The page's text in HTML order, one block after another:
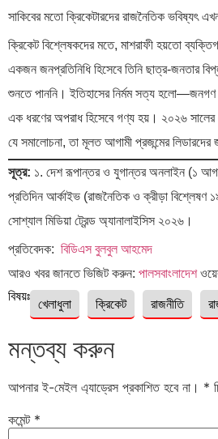
সাকিবের মতো ক্রিকেটারদের রাজনৈতিক ভবিষ্যৎ
ক্রিকেট বিশ্লেষকদের মতে, মাশরাফী হয়তো
একজন জনপ্রতিনিধি হিসেবে তিনি ছাত্র-জনতার
শুনতে পাননি। ইতিহাসের নির্মম সত্য হলো—জনগণ
এক ধরণের অপরাধ হিসেবে গণ্য হয়। ২০২৬ সালের
যে সমালোচনা, তা মূলত আগামী প্রজন্মের লিডারদের
সূত্র: ১. দেশ রূপান্তর ও যুগান্তর অনলাইন (১
প্রতিদিন আর্কাইভ (রাজনৈতিক ও ক্রীড়া
সোশ্যাল মিডিয়া ট্রেন্ড অ্যানালাইসিস ২০২৬।
প্রতিবেদক: বিডিএস বুলবুল আহমেদ
আরও খবর জানতে ভিজিট করুন: পালসবাংলাদেশ
বিষয়ঃ খেলাধুলা ক্রিকেট রাজনীতি
মন্তব্য করুন
আপনার ই-মেইল এ্যাড্রেস প্রকাশিত হবে না। *
কমেন্ট *